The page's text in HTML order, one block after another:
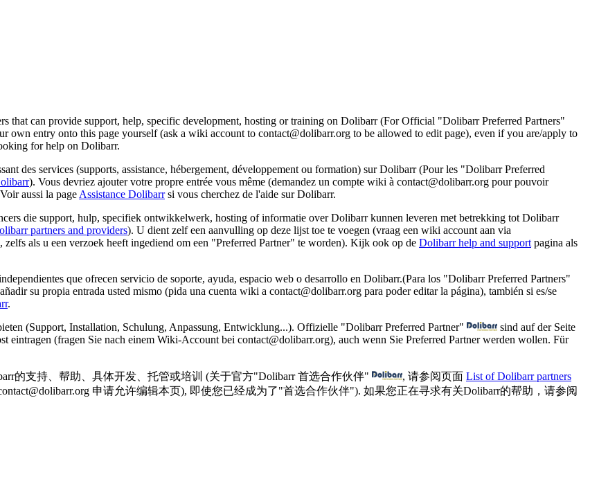
that can provide support, help, specific development, hosting or training on Dolibarr (For Official "Dolibarr Preferred Partners"
own entry onto this page yourself (ask a wiki account to contact@dolibarr.org to be allowed to edit page), even if you are/apply to
for help on Dolibarr.
des services (supports, assistance, hébergement, développement ou formation) sur Dolibarr (Pour les "Dolibarr Preferred
). Vous devriez ajouter votre propre entrée vous même (demandez un compte wiki à contact@dolibarr.org pour pouvoir
aussi la page Assistance Dolibarrsi vous cherchez de l'aide sur Dolibarr.
die support, hulp, specifiek ontwikkelwerk, hosting of informatie over Dolibarr kunnen leveren met betrekking tot Dolibarr
partners and providers). U dient zelf een aanvulling op deze lijst toe te voegen (vraag een wiki account aan via
als u een verzoek heeft ingediend om een "Preferred Partner" te worden). Kijk ook op de Dolibarr help and support pagina als
que ofrecen servicio de soporte, ayuda, espacio web o desarrollo en Dolibarr.(Para los "Dolibarr Preferred Partners"
su propia entrada usted mismo (pida una cuenta wiki a contact@dolibarr.org para poder editar la página), también si es/se
.
(Support, Installation, Schulung, Anpassung, Entwicklung...). Offizielle "Dolibarr Preferred Partner"
sind auf der Seite
eintragen (fragen Sie nach einem Wiki-Account bei contact@dolibarr.org), auch wenn Sie Preferred Partner werden wollen. Für
的支持、帮助、具体开发、托管或培训 (关于官方"Dolibarr 首选合作伙伴" , 请参阅页面 List of Dolibarr partners
申请允许编辑本页), 即使您已经成为了"首选合作伙伴"). 如果您正在寻求有关Dolibarr的帮助，请参阅